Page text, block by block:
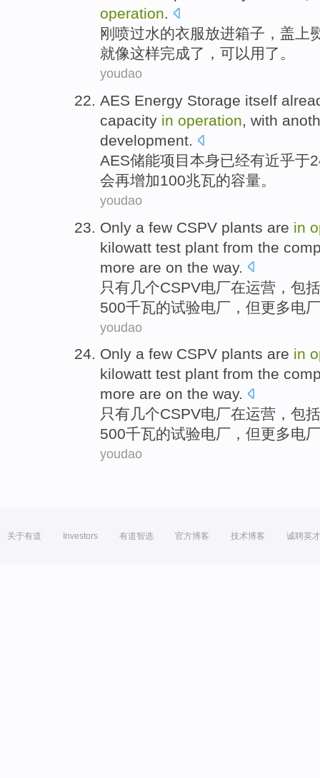
operation.
刚 喷过水的衣服放进箱子 ， 盖 上
就像这样完成了，可以用了。
youdao
AES Energy Storage itself
capacity in operation, with
development.
AES储能项目本身已经有近乎于
会再增加100兆瓦的容量。
youdao
Only a few CSPV plants are in
kilowatt test plant from the
more are on the way.
只有 几个CSPV电厂在运营 ， 包括
500千瓦的试验电厂， 但更多电
youdao
Only a few CSPV plants are in
kilowatt test plant from the
more are on the way.
只有几个CSPV电厂在运营 ， 包括
500千瓦的试验电厂， 但更多电
youdao
关于有道 Investors 有道智选 官方博客 技术博客 诚聘英才